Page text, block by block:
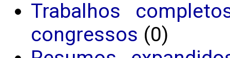
Trabalhos
congressos (0)